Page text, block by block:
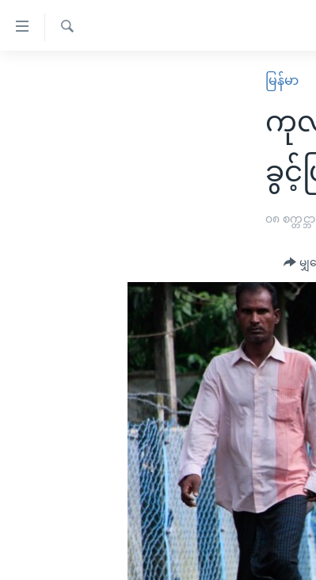
ရုပ်ရှင်ထဲက အင်္ဂလိပ်စာ
ရေဒီယိုနှင့်ရုပ်သံ အချက်အလက်များ
မြန်မာ
ကုလ
ခွင့်
၀၈ စက္တင္ဘ
မျှ